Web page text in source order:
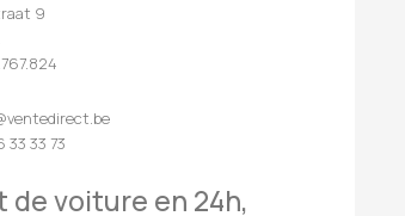
9
33 33 73
de voiture en 24h,